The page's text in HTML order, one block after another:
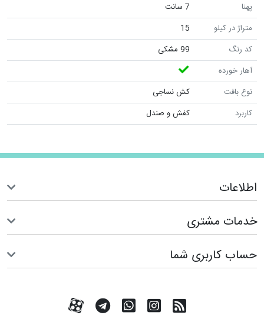
پهنا
7 سانت
متراژ در کیلو
15
کد رنگ
99 مشکی
آهار خورده
نوع بافت
کش نساجی
کاربرد
کفش و صندل
اطلاعات
خدمات مشتری
حساب کاربری شما
RSSکانال آپارات
تماس با واتس اپ
کانال تلگرام
کانال آپارات